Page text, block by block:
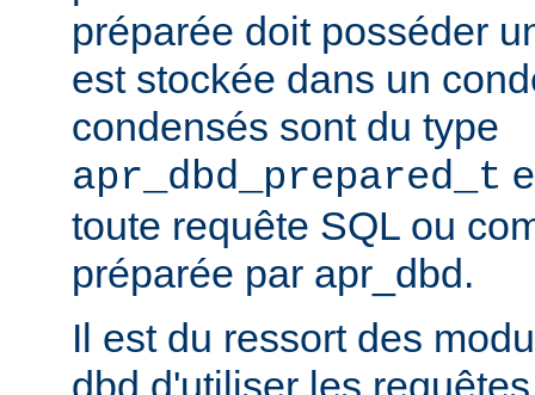
préparée doit posséder
est stockée dans un
condensés sont du type
apr_dbd_prepared_t
toute requête SQL ou
préparée par apr_dbd.
Il est du ressort des
dbd d'utiliser les